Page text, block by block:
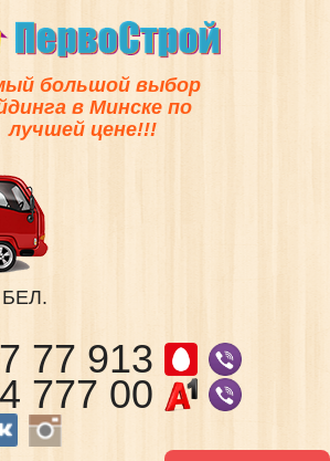
большой выбор
в Минске по
лучшей цене!!!
БЕЛ.
77 913
777 00